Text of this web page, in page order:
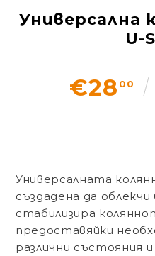
Вход
Универсална
U-
Универсалната
създадена да
стабилизира
предоставяйки
различни състояния
€28 00